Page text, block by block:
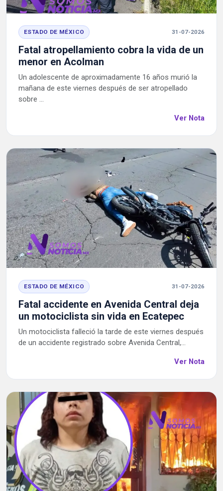
ESTADO DE MÉXICO 31-07-2026
Fatal atropellamiento cobra la vida de un
menor en Acolman
Un adolescente de aproximadamente 16 años murió la
mañana de este viernes después de ser atropellado
sobre ...
Ver Nota
ESTADO DE MÉXICO 31-07-2026
Fatal accidente en Avenida Central deja
un motociclista sin vida en Ecatepec
Un motociclista falleció la tarde de este viernes después
de un accidente registrado sobre Avenida Central,...
Ver Nota